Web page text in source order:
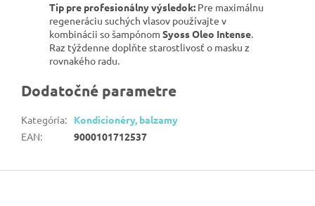
Tip pre profesionálny výsledok: Pre maximálnu
regeneráciu suchých vlasov používajte v
kombinácii so šampónom Syoss Oleo Intense.
Raz týždenne doplňte starostlivosť o masku z
rovnakého radu.
Dodatočné parametre
Kategória:
Kondicionéry, balzamy
EAN: 9000101712537